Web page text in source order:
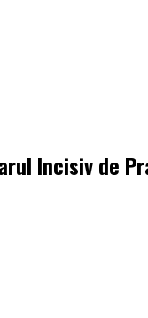
Incisiv de